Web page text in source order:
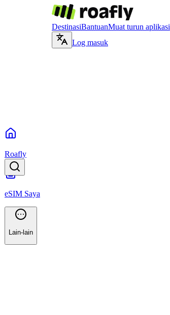
DestinasiBantuanMuat turun aplikasi
Log masuk
Roafly
eSIM Saya
Lain-lain